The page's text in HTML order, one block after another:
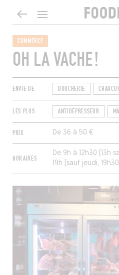
COMMERCE
OH LA VACHE!
ENVIE DE BOUCHERIE
LES PLUS ANTIDÉPRESSEUR
PRIX De 36 à 50 €
HORAIRES
De 9h à 12h30 (13h
19h (sauf jeudi,
samedi). Fermé